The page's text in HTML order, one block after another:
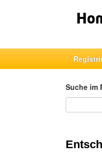
Suche im
Suche im